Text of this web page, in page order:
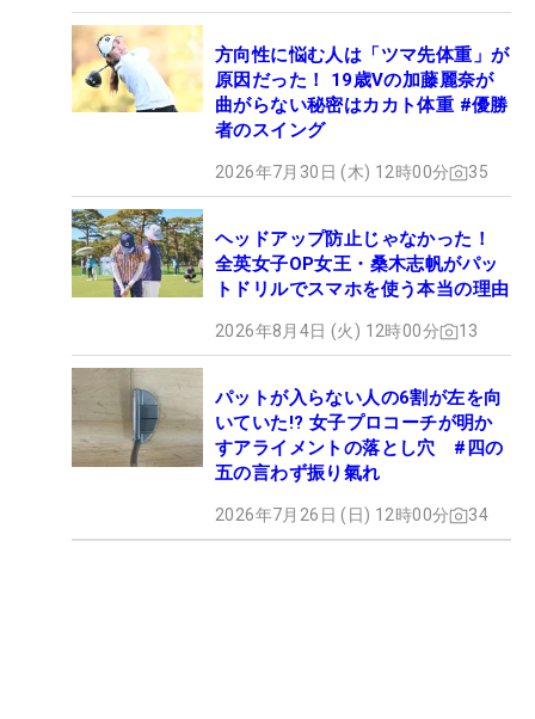
方向性に悩む人は「ツマ先体重」が
原因だった！ 19歳Vの加藤麗奈が
曲がらない秘密はカカト体重 #優勝
者のスイング
2026年7月30日 (木) 12時00分 35
ヘッドアップ防止じゃなかった！
全英女子OP女王・桑木志帆がパッ
トドリルでスマホを使う本当の理由
2026年8月4日 (火) 12時00分 13
パットが入らない人の6割が左を向
いていた!? 女子プロコーチが明か
すアライメントの落とし穴 #四の
五の言わず振り氣れ
2026年7月26日 (日) 12時00分 34